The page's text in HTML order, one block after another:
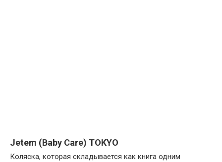
Jetem (Baby Care) TOKYO
Коляска, которая складывается как книга одним